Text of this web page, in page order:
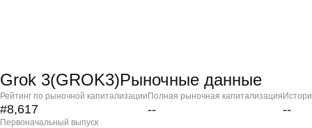
Grok 3(GROK3)Рыночные данные
Рейтинг по рыночной капитализации
#8,617
Полная рыночная капитализация
-- --
Первоначальный выпуск